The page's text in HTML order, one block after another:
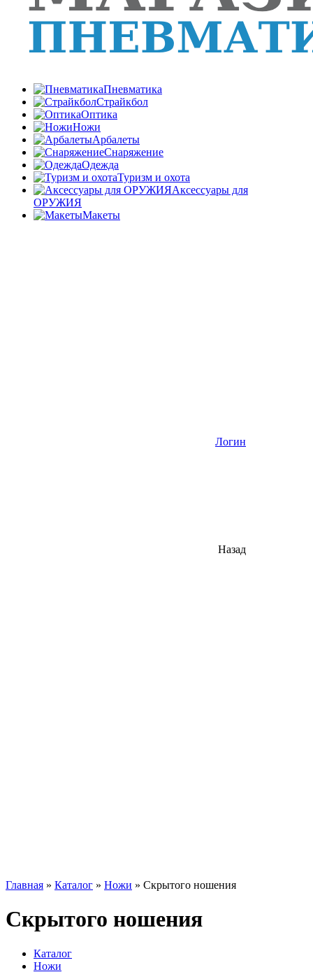
Пневматика
Страйкбол
Оптика
Ножи
Арбалеты
Снаряжение
Одежда
Туризм и охота
Аксессуары для
ОРУЖИЯ
Макеты
Логин
Назад
Главная » Каталог » Ножи » Скрытого ношения
Скрытого ношения
Каталог
Ножи